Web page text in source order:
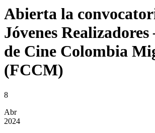
Abierta la
Jóvenes
de Cine Colombia
(FCCM)
8
Abr
2024